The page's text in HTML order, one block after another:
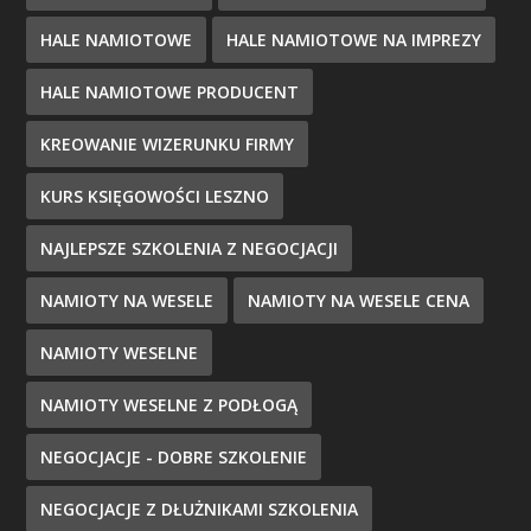
HALE NAMIOTOWE HALE NAMIOTOWE NA IMPREZY
HALE NAMIOTOWE PRODUCENT
KREOWANIE WIZERUNKU FIRMY
KURS KSIĘGOWOŚCI LESZNO
NAJLEPSZE SZKOLENIA Z NEGOCJACJI
NAMIOTY NA WESELE NAMIOTY NA WESELE CENA
NAMIOTY WESELNE
NAMIOTY WESELNE Z PODŁOGĄ
NEGOCJACJE - DOBRE SZKOLENIE
NEGOCJACJE Z DŁUŻNIKAMI SZKOLENIA